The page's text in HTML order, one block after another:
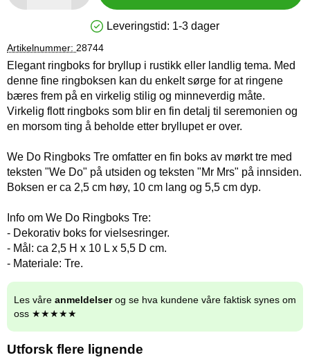
Produkttilgjengelighet: På lager
Leveringstid: 1-3 dager
Artikelnummer: 28744
Elegant ringboks for bryllup i rustikk eller landlig tema. Med
denne fine ringboksen kan du enkelt sørge for at ringene
bæres frem på en virkelig stilig og minneverdig måte.
Virkelig flott ringboks som blir en fin detalj til seremonien og
en morsom ting å beholde etter bryllupet er over.
We Do Ringboks Tre omfatter en fin boks av mørkt tre med
teksten "We Do" på utsiden og teksten "Mr Mrs" på innsiden.
Boksen er ca 2,5 cm høy, 10 cm lang og 5,5 cm dyp.
Info om We Do Ringboks Tre:
- Dekorativ boks for vielsesringer.
- Mål: ca 2,5 H x 10 L x 5,5 D cm.
- Materiale: Tre.
Les våre anmeldelserog se hva kundene våre faktisk synes om
oss ★★★★★
Utforsk flere lignende